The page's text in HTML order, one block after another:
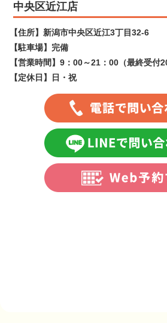
中央区近江店
【住所】 新潟市中央区近江3丁目32-6
【駐車場】 完備
【営業時間】 9：00～21：00（最終受付
【定休日】
日・祝